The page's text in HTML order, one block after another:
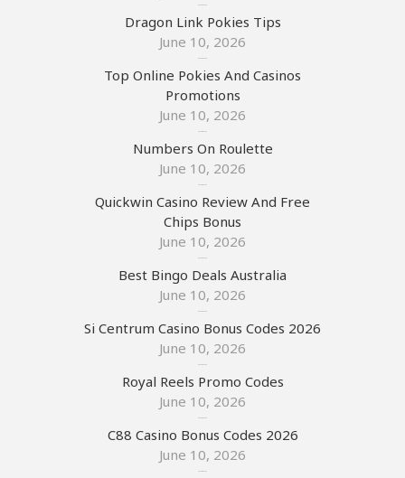
Dragon Link Pokies Tips
June 10, 2026
Top Online Pokies And Casinos
Promotions
June 10, 2026
Numbers On Roulette
June 10, 2026
Quickwin Casino Review And Free
Chips Bonus
June 10, 2026
Best Bingo Deals Australia
June 10, 2026
Si Centrum Casino Bonus Codes 2026
June 10, 2026
Royal Reels Promo Codes
June 10, 2026
C88 Casino Bonus Codes 2026
June 10, 2026